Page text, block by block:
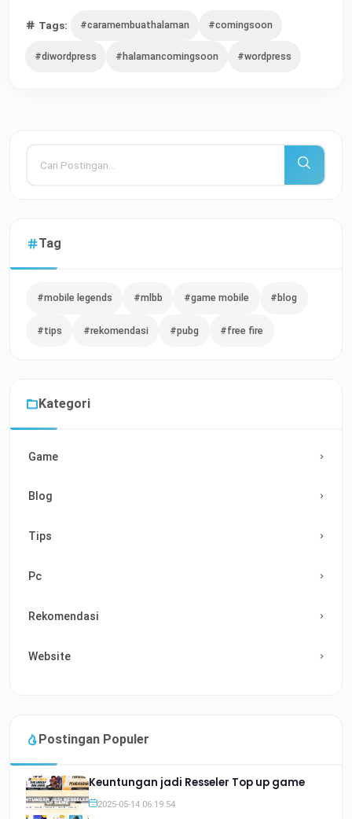
Tags: #caramembuathalaman #comingsoon
#diwordpress #halamancomingsoon #wordpress
Tag
#mobile legends #mlbb #game mobile #blog
#tips #rekomendasi #pubg #free fire
Kategori
Game
Blog
Tips
Pc
Rekomendasi
Website
Postingan Populer
Keuntungan jadi Resseler Top up game
2025-05-14 06:19:54